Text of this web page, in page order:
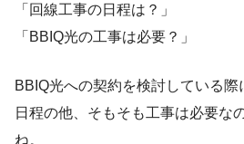
「回線工事の日程は？」
「BBIQ光の工事は必要？」
BBIQ光への契約を検討している
日程の他、そもそも工事は必要な
ね。